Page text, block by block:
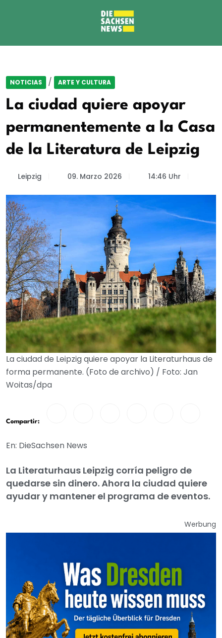
NOTICIAS / ARTE Y CULTURA
La ciudad quiere apoyar
permanentemente a la Casa
de la Literatura de Leipzig
Leipzig 09. Marzo 2026 14:46 Uhr
La ciudad de Leipzig quiere apoyar la Literaturhaus de
forma permanente. (Foto de archivo) / Foto: Jan
Woitas/dpa
Compartir:
En: DieSachsen News
La Literaturhaus Leipzig corría peligro de
quedarse sin dinero. Ahora la ciudad quiere
ayudar y mantener el programa de eventos.
Werbung